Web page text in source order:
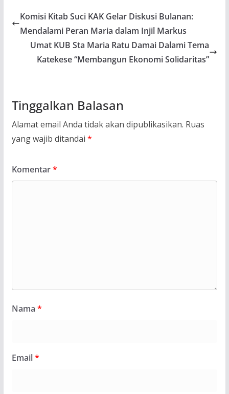
Komisi Kitab Suci KAK Gelar Diskusi Bulanan:
Mendalami Peran Maria dalam Injil Markus
Umat KUB Sta Maria Ratu Damai Dalami Tema
Katekese “Membangun Ekonomi Solidaritas”
Tinggalkan Balasan
Alamat email Anda tidak akan dipublikasikan. Ruas
yang wajib ditandai *
Komentar*
Nama *
Email*